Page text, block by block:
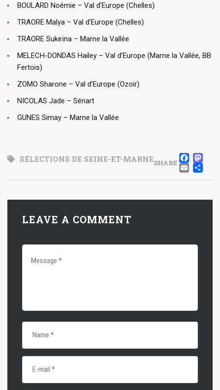
BOULARD Noémie – Val d’Europe (Chelles)
TRAORE Malya – Val d’Europe (Chelles)
TRAORE Sukeïna – Marne la Vallée
MELECH-DONDAS Hailey – Val d’Europe (Marne la Vallée, BB
Fertois)
ZOMO Sharone – Val d’Europe (Ozoir)
NICOLAS Jade – Sénart
GUNES Simay – Marne la Vallée
SÉLECTIONS DE SEINE-ET-MARNESHARE
LEAVE A COMMENT